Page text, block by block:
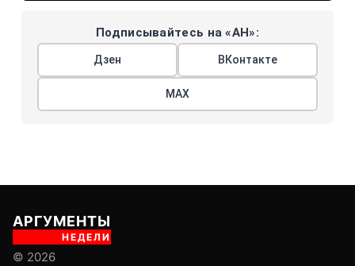
Подписывайтесь на «АН»:
Дзен ВКонтакте
МАХ
АРГУМЕНТЫ
НЕДЕЛИ
© 2026